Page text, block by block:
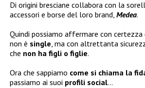
Di origini bresciane collabora con la
accessori e borse del loro brand, Medea.
Quindi possiamo affermare con certezza
non è single, ma con altrettanta
che non ha figli o figlie.
Ora che sappiamo come si chiama la
passiamo ai suoi profili social…